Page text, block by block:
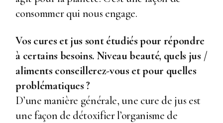
consommer qui nous engage.
Vos cures et jus sont étudiés pour répondre
à certains besoins. Niveau beauté, quels jus /
aliments conseillerez-vous et pour quelles
problématiques ?
D’une manière générale, une cure de jus est
une façon de détoxifier l’organisme de